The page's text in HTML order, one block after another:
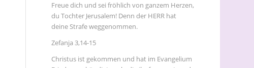
Freue dich und sei fröhlich von ganzem Herzen,
du Tochter Jerusalem! Denn der HERR hat
deine Strafe weggenommen.
Zefanja 3,14-15
Christus ist gekommen und hat im Evangelium